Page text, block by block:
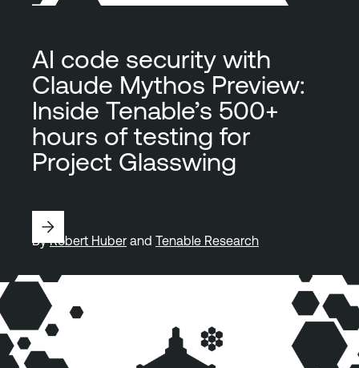
AI code security with
Claude Mythos Preview:
Inside Tenable’s 500+
hours of testing for
Project Glasswing
ByRobert Huber and Tenable Research